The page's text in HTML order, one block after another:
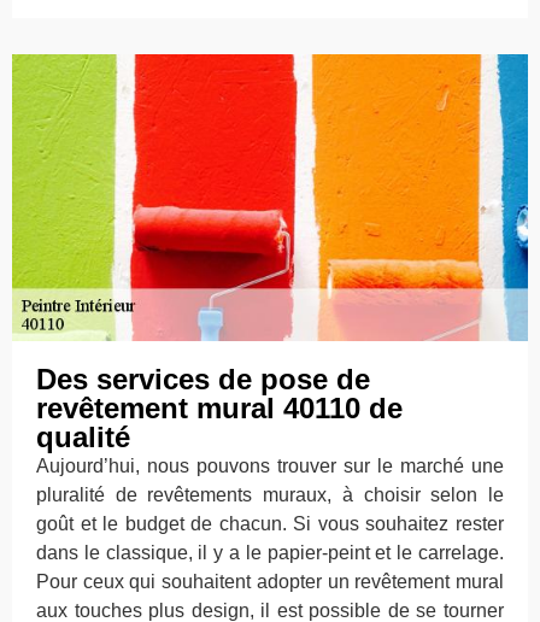
Des services de pose de
revêtement mural 40110 de
qualité
Aujourd’hui, nous pouvons trouver sur le marché une
pluralité de revêtements muraux, à choisir selon le
goût et le budget de chacun. Si vous souhaitez rester
dans le classique, il y a le papier-peint et le carrelage.
Pour ceux qui souhaitent adopter un revêtement mural
aux touches plus design, il est possible de se tourner